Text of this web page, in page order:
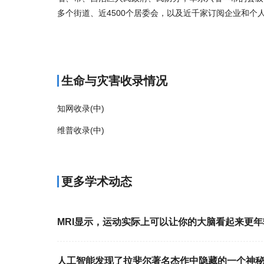
多个街道、近4500个居委会，以及近千家订阅企业和个人
生命与灾害收录情况
知网收录(中)
维普收录(中)
更多学术动态
MRI显示，运动实际上可以让你的大脑看起来更
人工智能发现了拉斐尔著名杰作中隐藏的一个神